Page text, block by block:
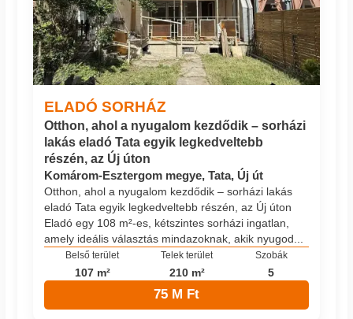
ELADÓ SORHÁZ
Otthon, ahol a nyugalom kezdődik – sorházi
lakás eladó Tata egyik legkedveltebb
részén, az Új úton
Komárom-Esztergom megye, Tata, Új út
Otthon, ahol a nyugalom kezdődik – sorházi lakás
eladó Tata egyik legkedveltebb részén, az Új úton
Eladó egy 108 m²-es, kétszintes sorházi ingatlan,
amely ideális választás mindazoknak, akik nyugod...
Belső terület
107 m²
Telek terület
210 m²
Szobák
5
75 M Ft